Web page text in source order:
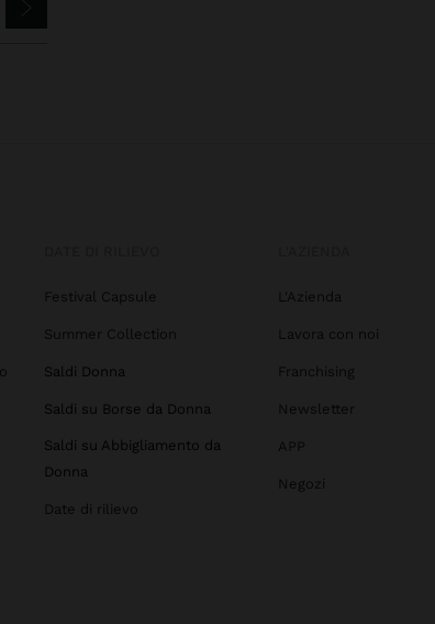
Festival Capsule
Summer Collection
Saldi Donna
Saldi su Borse da Donna
Saldi su Abbigliamento da
Donna
Date di rilievo
L'Azienda
Lavora con noi
Franchising
Newsletter
APP
Negozi